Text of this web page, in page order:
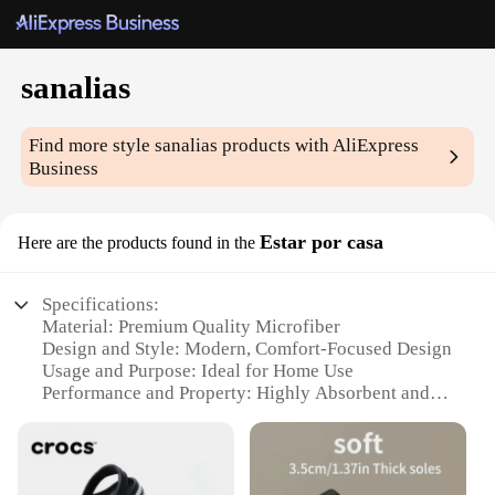
sanalias
Find more stylesanalias products with AliExpress
Business
Here are the products found in the Estar por casa
Specifications:
Material: Premium Quality Microfiber
Design and Style: Modern, Comfort-Focused Design
Usage and Purpose: Ideal for Home Use
Performance and Property: Highly Absorbent and
Parts and Accessories: Includes Multiple Sets for
Variety
Shape or Size or Weight or Quantity: Available in